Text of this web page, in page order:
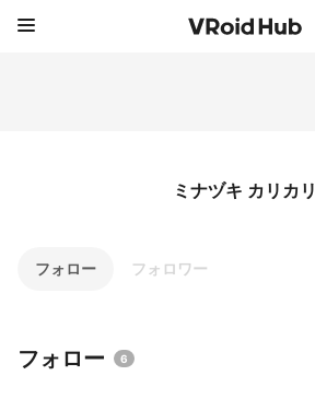
ミナヅキ カリカリ
フォロー フォロワー
フォロー 6